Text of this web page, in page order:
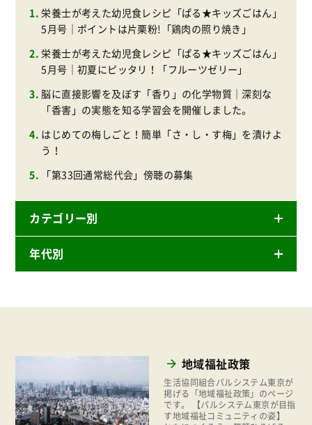
栄養士が考えた幼児食レシピ「ぱる★キッズごはん」
5月号｜ポイントは片栗粉!「鶏肉の照り焼き」
栄養士が考えた幼児食レシピ「ぱる★キッズごはん」
5月号｜初夏にピッタリ！「フルーツゼリー」
脳に直接影響を及ぼす「香り」の化学物質｜深刻な
「香害」の実態を知る学習会を開催しました。
はじめての梅しごと！簡単「さ・し・す梅」を漬けよ
う！
「第33回通常総代会」傍聴の募集
カテゴリー別
ニュースリリース
商品
環境
地域コミュニティ
組合員活動
年代別
2022年
2021年
地域福祉政策
生活協同組合パルシステム東京が
掲げる「地域福祉政策」のページ
です。 【パルシステム東京が目指
す地域福祉コミュニティの姿】